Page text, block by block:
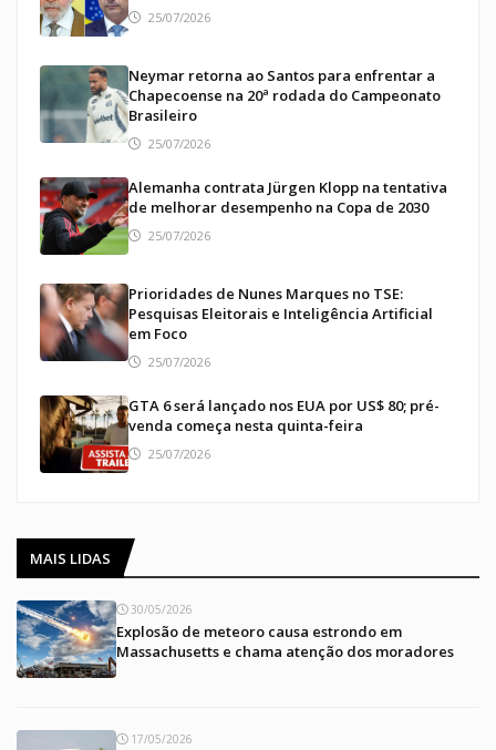
25/07/2026
Neymar retorna ao Santos para enfrentar a
Chapecoense na 20ª rodada do Campeonato
Brasileiro
25/07/2026
Alemanha contrata Jürgen Klopp na tentativa
de melhorar desempenho na Copa de 2030
25/07/2026
Prioridades de Nunes Marques no TSE:
Pesquisas Eleitorais e Inteligência Artificial
em Foco
25/07/2026
GTA 6 será lançado nos EUA por US$ 80; pré-
venda começa nesta quinta-feira
25/07/2026
MAIS LIDAS
30/05/2026
Explosão de meteoro causa estrondo em
Massachusetts e chama atenção dos moradores
17/05/2026